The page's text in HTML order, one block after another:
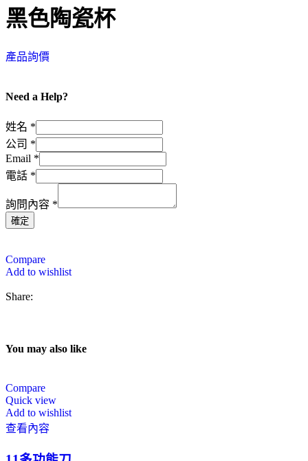
黑色陶瓷杯
產品詢價
Need a Help?
姓名 *
姓
名
公
電
話
公司 *
Email *
電話 *
詢問內容 *
確定
Compare
Add to wishlist
Share:
You may also like
Compare
Quick view
Add to wishlist
查看內容